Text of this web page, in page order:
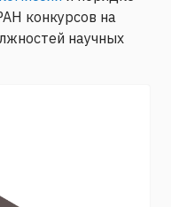
конкурсов на
научных